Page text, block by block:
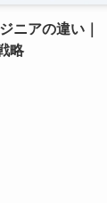
ニアの違い｜
略